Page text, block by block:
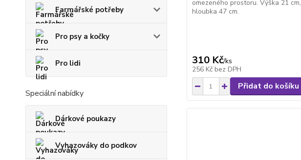
Farmářské potřeby
Pro psy a kočky
Pro lidi
Speciální nabídky
Dárkové poukazy
Vyhazováky do podkov
omezeného prostoru. Výška 21 cm,
hloubka 47 cm.
310 Kč/ks
256 Kč bez DPH
Přidat do košíku